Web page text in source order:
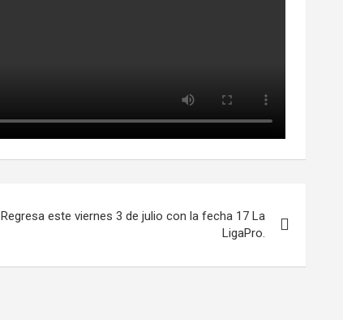
Regresa este viernes 3 de julio con la fecha 17 La
LigaPro.